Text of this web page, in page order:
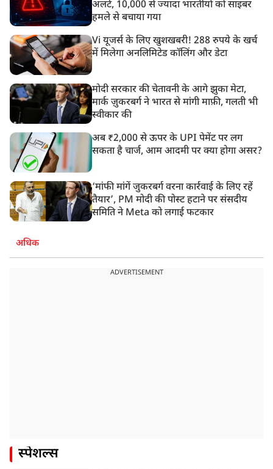
अलर्ट, 10,000 से ज्यादा भारतीयों को साइबर
हमले से बचाया गया
Vi यूजर्स के लिए खुशखबरी! 288 रुपये के खर्च
में मिलेगा अनलिमिटेड कॉलिंग और डेटा
मोदी सरकार की चेतावनी के आगे झुका मेटा,
मार्क ज़ुकरबर्ग ने भारत से मांगी माफ़ी, गलती भी
स्वीकार की
अब ₹2,000 से ऊपर के UPI पेमेंट पर लग
सकता है चार्ज, आम आदमी पर क्या होगा असर?
‘मांफी मांगें जुकरबर्ग वरना कार्रवाई के लिए रहें
तैयार’, PM मोदी की पोस्ट हटाने पर संसदीय
समिति ने Meta को लगाई फटकार
अधिक
ADVERTISEMENT
स्पेशल्स